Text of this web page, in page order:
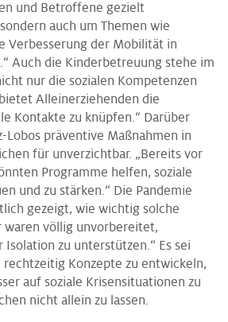
und Betroffene gezielt
auch um Themen wie
Verbesserung der Mobilität in
Auch die Kinderbetreuung stehe im
nur die sozialen Kompetenzen
Alleinerziehenden die
Kontakte zu knüpfen.“ Darüber
Lobos präventive Maßnahmen in
für unverzichtbar. „Bereits vor
Programme helfen, soziale
und zu stärken.“ Die Pandemie
gezeigt, wie wichtig solche
waren völlig unvorbereitet,
Isolation zu unterstützen.“ Es sei
Konzepte zu entwickeln,
auf soziale Krisensituationen zu
nicht allein zu lassen.